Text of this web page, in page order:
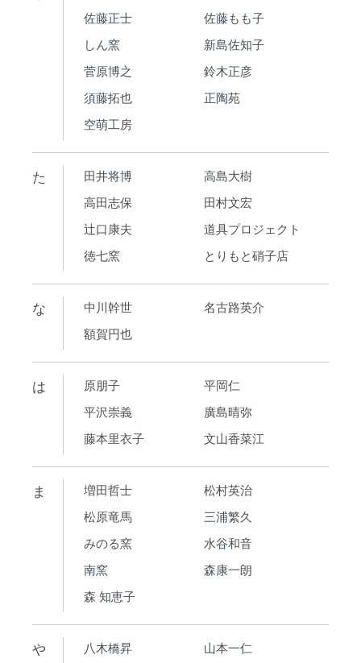
佐藤正士
佐藤もも子
しん窯
新島佐知子
菅原博之
鈴木正彦
須藤拓也
正陶苑
空萌工房
た 田井将博
高島大樹
高田志保
田村文宏
辻口康夫
道具プロジェクト
徳七窯
とりもと硝子店
な 中川幹世
名古路英介
額賀円也
は 原朋子
平岡仁
平沢崇義
廣島晴弥
藤本里衣子
文山香菜江
ま 増田哲士
松村英治
松原竜馬
三浦繁久
みのる窯
水谷和音
南窯
森康一朗
森 知恵子
や 八木橋昇
山本一仁